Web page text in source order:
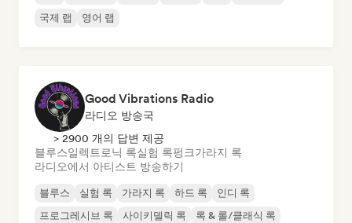
국제 랩
영어 랩
Good Vibrations Radio
라디오 방송국
> 2900 개의 답변 제공
블루스일렉트로닉 록실험 록펑크가라지 록
라디오에서 아티스트 방송하기
블루스 실험 록 가라지 록 하드 록
인디 록
프로그레시브 록
사이키델릭 록 록 & 롤/클래식 록